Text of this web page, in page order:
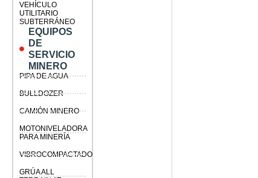
VEHÍCULO
UTILITARIO
SUBTERRÁNEO
EQUIPOS
DE
SERVICIO
MINERO
PIPA DE AGUA
BULLDOZER
CAMIÓN MINERO
MOTONIVELADORA
PARA MINERÍA
VIBROCOMPACTADORA
GRÚA ALL